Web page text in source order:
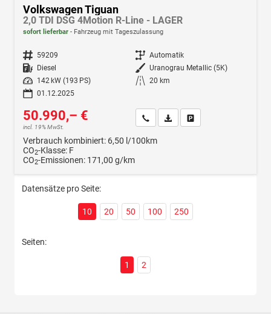
Volkswagen Tiguan
2,0 TDI DSG 4Motion R-Line - LAGER
sofort lieferbar Fahrzeug mit Tageszulassung
Fahrzeugnr. 59209 Getriebe Automatik
Kraftstoff Diesel Außenfarbe Uranograu Metallic (5K)
Leistung
142 kW (193 PS) Kilometerstand 20 km
01.12.2025
50.990,– €
incl. 19% MwSt.
Wir rufen Sie anFahrzeugexposé (PDF)
Verbrauch kombiniert: 6,50 l/100km
CO2-Klasse: F
CO2-Emissionen: 171,00 g/km
Datensätze pro Seite:
10 20 50 100 250
Seiten:
1 2